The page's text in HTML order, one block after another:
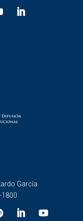
García
1800